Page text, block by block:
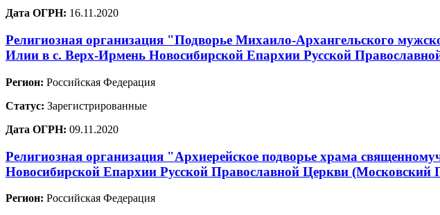
Дата ОГРН: 16.11.2020
Религиозная организация "Подворье Михаило-Архангельского
Илии в с. Верх-Ирмень Новосибирской Епархии Русской
Регион: Российская Федерация
Статус: Зарегистрированные
Дата ОГРН: 09.11.2020
Религиозная организация "Архиерейское подворье храма
Новосибирской Епархии Русской Православной Церкви (Московский
Регион: Российская Федерация